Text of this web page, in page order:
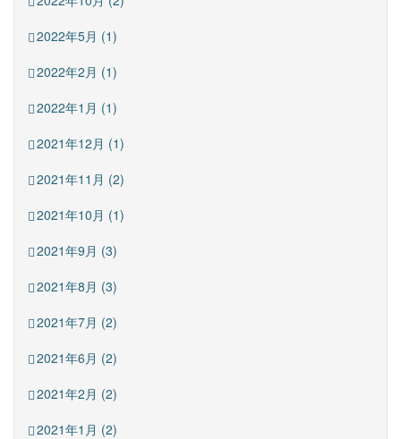
2022年5月 (1)
2022年2月 (1)
2022年1月 (1)
2021年12月 (1)
2021年11月 (2)
2021年10月 (1)
2021年9月 (3)
2021年8月 (3)
2021年7月 (2)
2021年6月 (2)
2021年2月 (2)
2021年1月 (2)